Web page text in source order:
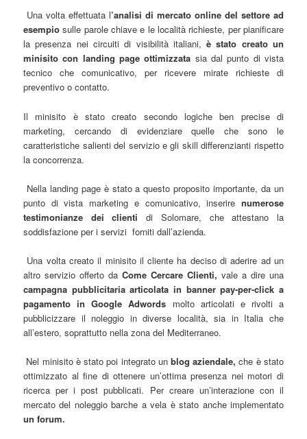
Una volta effettuata l’analisi di mercato online del settore ad
esempiosulle parole chiave e le località richieste, per pianificare
la presenza nei circuiti di visibilità italiani,è stato creato un
minisito con landing page ottimizzata sia dal punto di vista
tecnico che comunicativo, per ricevere mirate richieste di
preventivo o contatto.
Il minisito è stato creato secondo logiche ben precise di
marketing, cercando di evidenziare quelle che sono le
caratteristiche salienti del servizio e gli skill differenzianti rispetto
la concorrenza.
Nella landing page è stato a questo proposito importante, da un
punto di vista marketing e comunicativo, inserire numerose
testimonianze dei clientidi Solomare, che attestano la
soddisfazione per i servizi forniti dall’azienda.
Una volta creato il minisito il cliente ha deciso di aderire ad un
altro servizio offerto daCome Cercare Clienti, vale a dire una
campagna pubblicitaria articolata in banner pay-per-click a
pagamento in Google Adwords molto articolati e rivolti a
pubblicizzare il noleggio in diverse località, sia in Italia che
all’estero, soprattutto nella zona del Mediterraneo.
Nel minisito è stato poi integrato un blog aziendale, che è stato
ottimizzato al fine di ottenere un’ottima presenza nei motori di
ricerca per i post pubblicati. Per creare un’interazione con il
mercato del noleggio barche a vela è stato anche implementato
un forum.